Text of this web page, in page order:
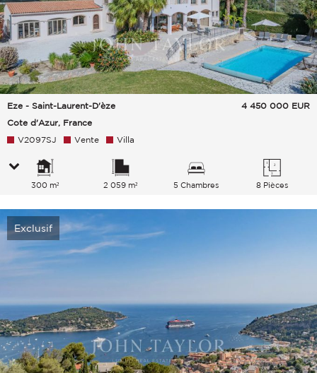
Eze - Saint-Laurent-D'èze
Cote d'Azur, France
4 450 000 EUR
V2097SJ Vente Villa
300 m² 2 059 m² 5 Chambres 8 Pièces
Exclusif